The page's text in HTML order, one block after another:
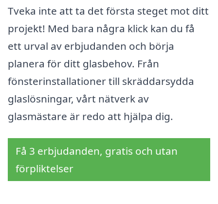
Tveka inte att ta det första steget mot ditt
projekt! Med bara några klick kan du få
ett urval av erbjudanden och börja
planera för ditt glasbehov. Från
fönsterinstallationer till skräddarsydda
glaslösningar, vårt nätverk av
glasmästare är redo att hjälpa dig.
Få 3 erbjudanden, gratis och utan
förpliktelser